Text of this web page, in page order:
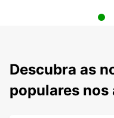
Descubra as
populares nos